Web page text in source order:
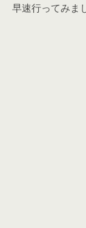
早速行ってみま